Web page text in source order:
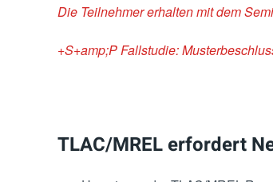
Die Teilnehmer erhalten mit dem
+S+amp;P Fallstudie:
TLAC/MREL erfordert